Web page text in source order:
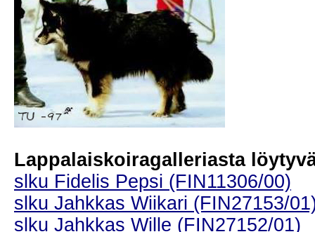
Lappalaiskoiragalleriasta
slku Fidelis Pepsi (FIN11306/00)
slku Jahkkas Wiikari (FIN27153/
slku Jahkkas Wille (FIN27152/01)